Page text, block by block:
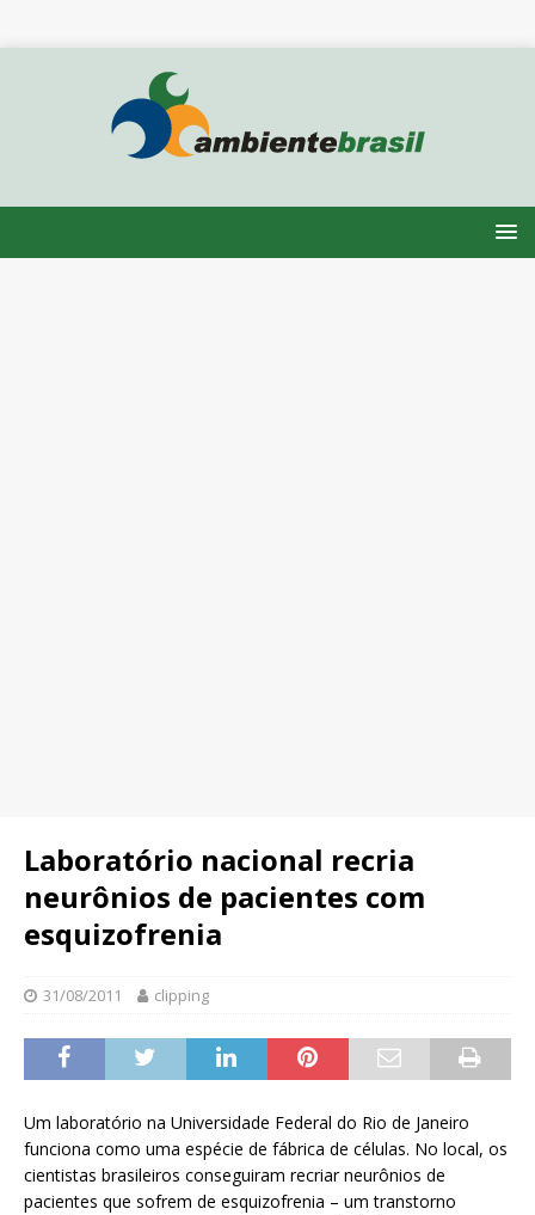
Laboratório nacional recria
neurônios de pacientes com
esquizofrenia
31/08/2011 clipping
Um laboratório na Universidade Federal do Rio de Janeiro
funciona como uma espécie de fábrica de células. No local, os
cientistas brasileiros conseguiram recriar neurônios de
pacientes que sofrem de esquizofrenia – um transtorno